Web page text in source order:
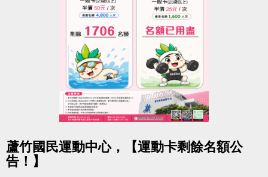
使用APP享9折優惠（部分課程無折扣），臨櫃享95折
舊生們享有優先報名的期間，千萬別錯過！
【舊生定義】
報名完整7-8月期課、8月單月課程
且開班成功，無中途退費之學員
APP報名享95折優惠
蘆竹國民運動中心，【運動卡剩餘名額公
告！】